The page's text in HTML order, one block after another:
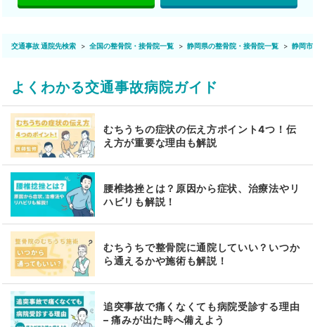
交通事故 通院先検索 全国の整骨院・接骨院一覧 静岡県の整骨院・接骨院一覧 静岡市
よくわかる交通事故病院ガイド
むちうちの症状の伝え方ポイント4つ！伝
え方が重要な理由も解説
腰椎捻挫とは？原因から症状、治療法やリ
ハビリも解説！
むちうちで整骨院に通院していい？いつか
ら通えるかや施術も解説！
追突事故で痛くなくても病院受診する理由
– 痛みが出た時へ備えよう